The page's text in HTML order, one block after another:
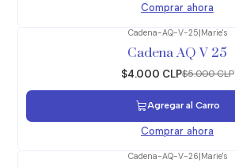
Comprar ahora
Cadena-AQ-V-25|Marie's
Cadena AQ V 25
$4.000 CLP$5.000 CLP
Agregar al Carro
Comprar ahora
Cadena-AQ-V-26|Marie's